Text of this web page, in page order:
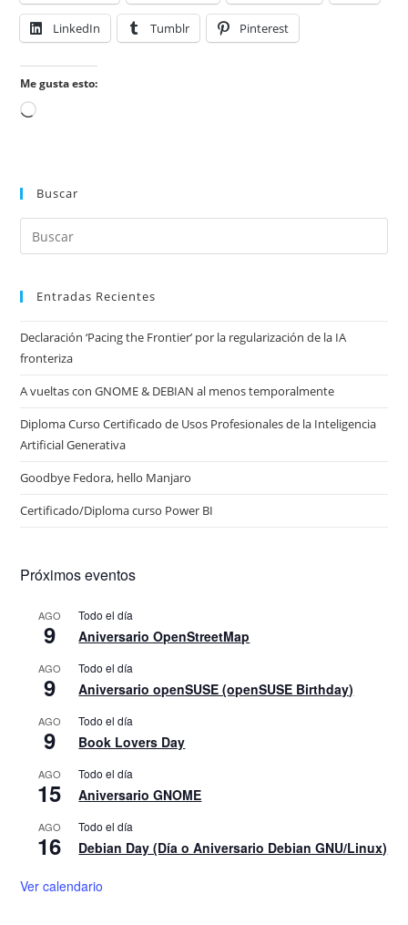
LinkedIn Tumblr Pinterest
Me gusta esto:
Cargando...
Buscar
Entradas Recientes
Declaración ‘Pacing the Frontier’ por la regularización de la IA
fronteriza
A vueltas con GNOME & DEBIAN al menos temporalmente
Diploma Curso Certificado de Usos Profesionales de la Inteligencia
Artificial Generativa
Goodbye Fedora, hello Manjaro
Certificado/Diploma curso Power BI
Próximos eventos
AGO
9
Todo el día
Aniversario OpenStreetMap
AGO
9
Todo el día
Aniversario openSUSE (openSUSE Birthday)
AGO
9
Todo el día
Book Lovers Day
AGO
15
Todo el día
Aniversario GNOME
AGO
16
Todo el día
Debian Day (Día o Aniversario Debian GNU/Linux)
Ver calendario